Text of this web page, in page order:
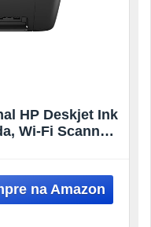
HP Deskjet Ink
Wi-Fi Scanner,
(6W7G2A)